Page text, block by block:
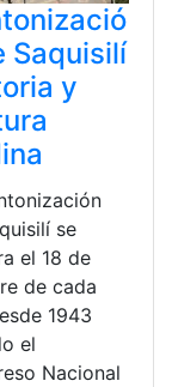
Saquisilí
y
se
el 18 de
de cada
1943
el
Nacional